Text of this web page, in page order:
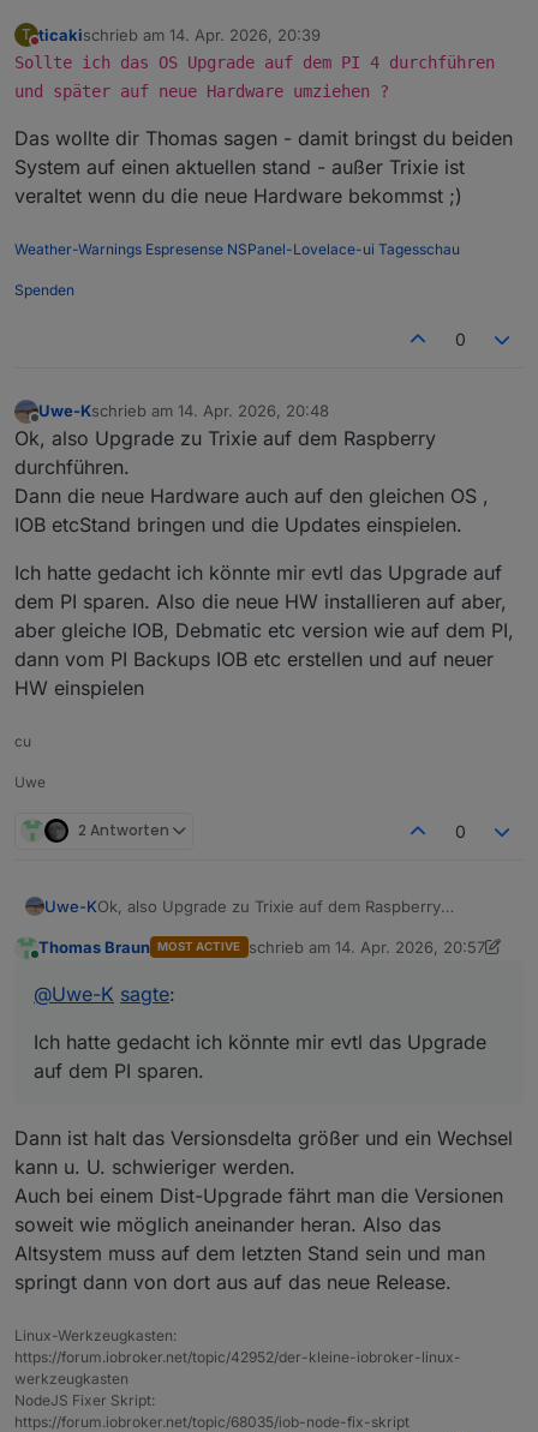
T
Nicht stören
ticakischrieb am 14. Apr. 2026, 20:39
zuletzt editiert von
Sollte ich das OS Upgrade auf dem PI 4 durchführen
und später auf neue Hardware umziehen ?
Das wollte dir Thomas sagen - damit bringst du beiden
System auf einen aktuellen stand - außer Trixie ist
veraltet wenn du die neue Hardware bekommst ;)
Weather-Warnings Espresense NSPanel-Lovelace-ui Tagesschau
Spenden
0
Offline
Uwe-Kschrieb am 14. Apr. 2026, 20:48
zuletzt editiert von
Ok, also Upgrade zu Trixie auf dem Raspberry
durchführen.
Dann die neue Hardware auch auf den gleichen OS ,
IOB etcStand bringen und die Updates einspielen.
Ich hatte gedacht ich könnte mir evtl das Upgrade auf
dem PI sparen. Also die neue HW installieren auf aber,
aber gleiche IOB, Debmatic etc version wie auf dem PI,
dann vom PI Backups IOB etc erstellen und auf neuer
HW einspielen
cu
Uwe
2 Antworten 0
Uwe-KOk, also Upgrade zu Trixie auf dem Raspberry
Dann die neue Hardware auch auf den gleichen OS ,
Ich hatte gedacht ich könnte mir evtl das Upgrade auf
aber gleiche IOB, Debmatic etc version wie auf dem PI,
HW einspielen
Thomas Braun MOST ACTIVE schrieb am 14. Apr. 2026, 20:57
zuletzt editiert von Thomas Braun
@Uwe-K sagte:
Ich hatte gedacht ich könnte mir evtl das Upgrade
auf dem PI sparen.
Dann ist halt das Versionsdelta größer und ein Wechsel
kann u. U. schwieriger werden.
Auch bei einem Dist-Upgrade fährt man die Versionen
soweit wie möglich aneinander heran. Also das
Altsystem muss auf dem letzten Stand sein und man
springt dann von dort aus auf das neue Release.
Linux-Werkzeugkasten:
https://forum.iobroker.net/topic/42952/der-kleine-iobroker-linux-
werkzeugkasten
NodeJS Fixer Skript:
https://forum.iobroker.net/topic/68035/iob-node-fix-skript